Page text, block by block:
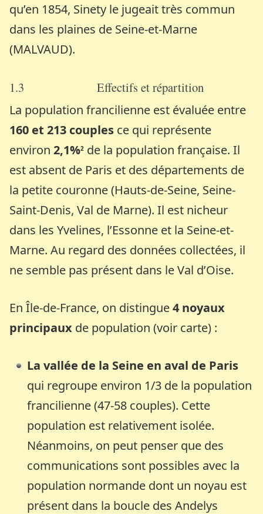
qu’en 1854, Sinety le jugeait très commun
dans les plaines de Seine-et-Marne
(MALVAUD).
1.3 Effectifs etrépartition
La population francilienne est évaluée entre
160 et 213 couples ce qui représente
environ2,1%2 de la population française. Il
est absent de Paris et des départements de
la petite couronne (Hauts-de-Seine, Seine-
Saint-Denis, Val de Marne). Il est nicheur
dans les Yvelines, l’Essonne et la Seine-et-
Marne. Au regard des données collectées, il
ne semble pas présent dans le Val d’Oise.
En Île-de-France, on distingue4 noyaux
principaux de population (voir carte) :
La vallée de la Seine en aval de Paris
qui regroupe environ 1/3 de la population
francilienne (47-58 couples). Cette
population est relativement isolée.
Néanmoins, on peut penser que des
communications sont possibles avec la
population normande dont un noyau est
présent dans la boucle des Andelys